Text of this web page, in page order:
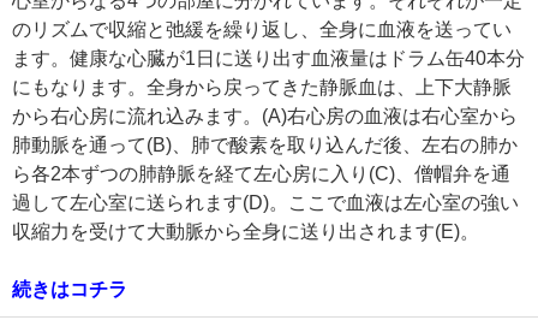
のリズムで収縮と弛緩を繰り返し、全身に血液を送ってい
ます。健康な心臓が1日に送り出す血液量はドラム缶40本分
にもなります。全身から戻ってきた静脈血は、上下大静脈
から右心房に流れ込みます。(A)右心房の血液は右心室から
肺動脈を通って(B)、肺で酸素を取り込んだ後、左右の肺か
ら各2本ずつの肺静脈を経て左心房に入り(C)、僧帽弁を通
過して左心室に送られます(D)。ここで血液は左心室の強い
収縮力を受けて大動脈から全身に送り出されます(E)。
続きはコチラ